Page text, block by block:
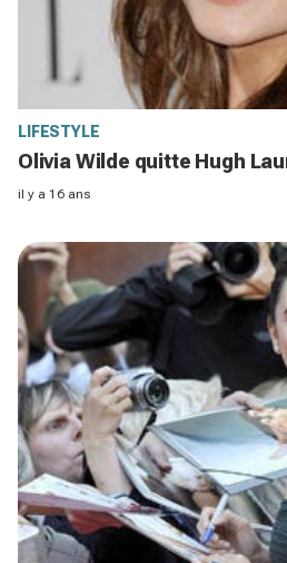
LIFESTYLE
Olivia Wilde quitte Hugh
il y a 16 ans